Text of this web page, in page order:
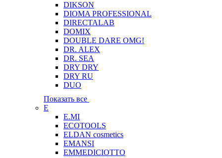
DIKSON
DIOMA PROFESSIONAL
DIRECTALAB
DOMIX
DOUBLE DARE OMG!
DR. ALEX
DR. SEA
DRY DRY
DRY RU
DUO
Показать все
E
E.MI
ECOTOOLS
ELDAN cosmetics
EMANSI
EMMEDICIOTTO